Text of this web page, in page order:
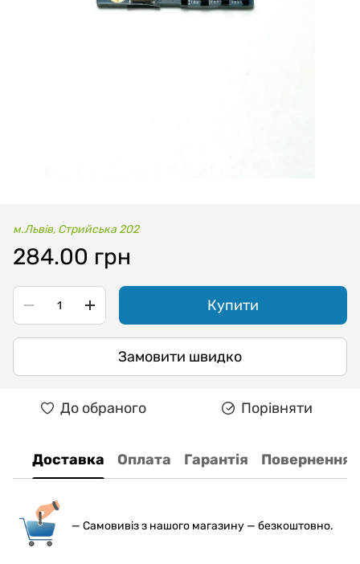
м.Львів, Стрийська 202
284.00 грн
Купити
Замовити швидко
До обраного Порівняти
Доставка Оплата Гарантія Повернення
— Самовивіз з нашого магазину — безкоштовно.